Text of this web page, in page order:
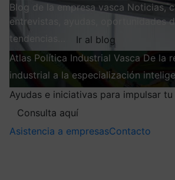
Blog de la empresa vasca Noticias,
entrevistas, ayudas, oportunidades
tendencias…
Ir al blog
Atlas Política Industrial Vasca De la
industrial a la especialización
Ayudas e iniciativas para impulsar
Consulta aquí
Asistencia a empresasContacto